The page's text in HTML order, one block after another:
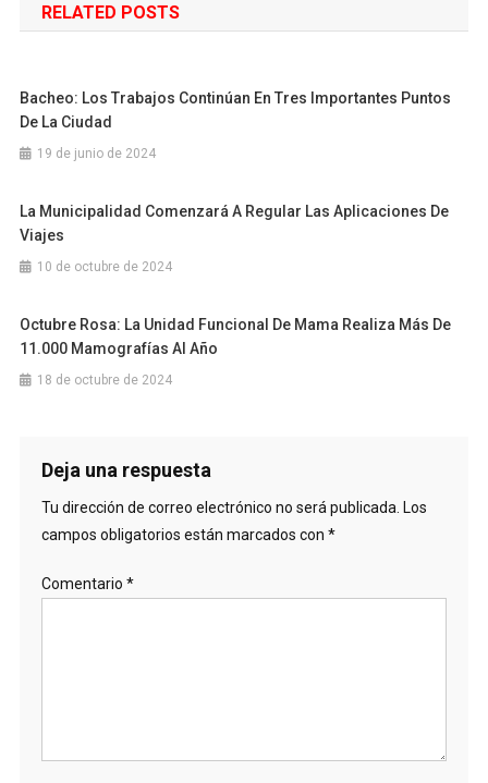
entradas
RELATED POSTS
Bacheo: Los Trabajos Continúan En Tres Importantes Puntos
De La Ciudad
19 de junio de 2024
La Municipalidad Comenzará A Regular Las Aplicaciones De
Viajes
10 de octubre de 2024
Octubre Rosa: La Unidad Funcional De Mama Realiza Más De
11.000 Mamografías Al Año
18 de octubre de 2024
Deja una respuesta
Tu dirección de correo electrónico no será publicada. Los
campos obligatorios están marcados con *
Comentario *